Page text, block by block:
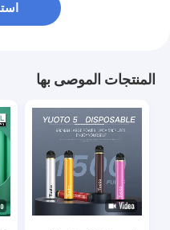
المنتجات الموصى بها